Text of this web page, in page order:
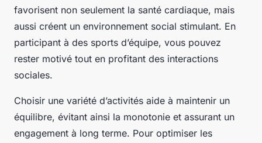
favorisent non seulement la santé cardiaque, mais
aussi créent un environnement social stimulant. En
participant à des sports d’équipe, vous pouvez
rester motivé tout en profitant des interactions
sociales.
Choisir une variété d’activités aide à maintenir un
équilibre, évitant ainsi la monotonie et assurant un
engagement à long terme. Pour optimiser les